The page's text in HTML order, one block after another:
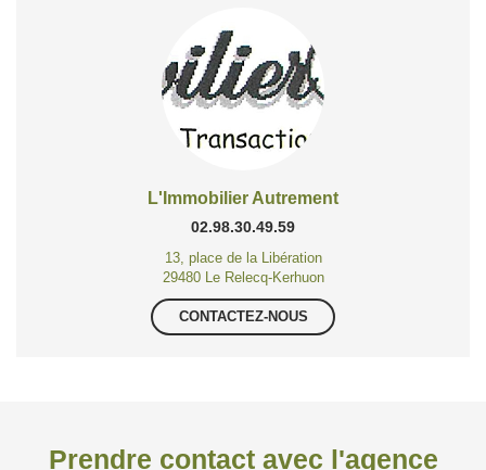
L'Immobilier Autrement
02.98.30.49.59
13, place de la Libération
29480 Le Relecq-Kerhuon
CONTACTEZ-NOUS
Prendre contact avec l'agence